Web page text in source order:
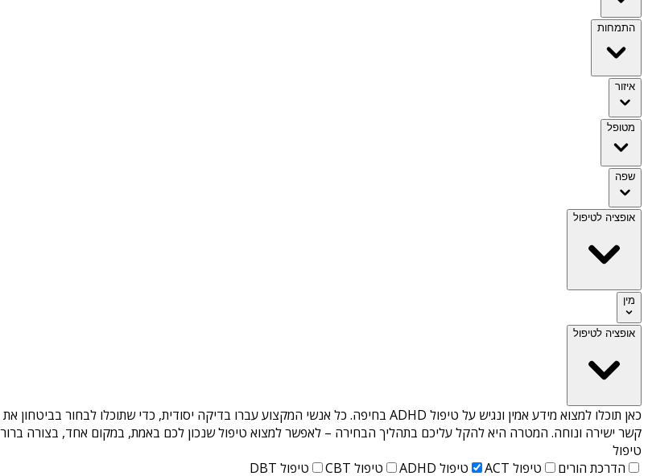
התמחות
איזור
מטופל
שפה
אופציה לטיפול
מין
אופציה לטיפול
כאן תוכלו למצוא מידע אמין ונגיש על טיפול ADHD בחיפה
. כל אנשי המקצוע עברו בדיקה יסודית, כדי שתוכלו לבחור בביטחון
קשר ישירה ונוחה. המטרה היא להקל עליכם בתהליך הבחירה – לאפשר למצוא טיפול שנכון לכם באמת, במקום אחד, בצורה
טיפול
הדרכת הורים
טיפול ACT טיפול ADHD טיפול CBT טיפול DBT